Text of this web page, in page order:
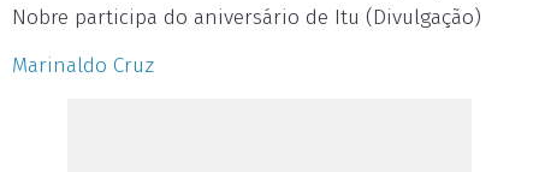
Nobre participa do aniversário de Itu (Divulgação)
Marinaldo Cruz